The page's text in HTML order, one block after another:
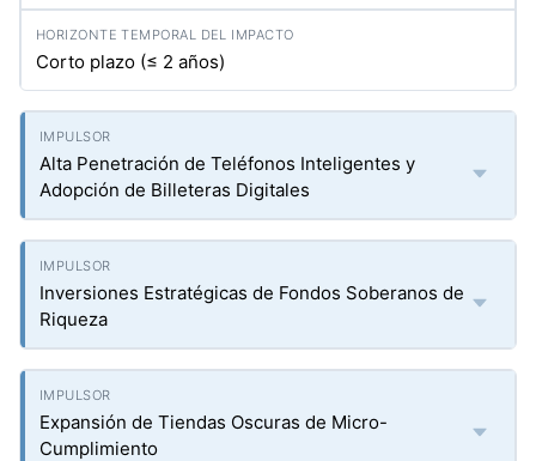
Corto plazo (≤ 2 años)
Alta Penetración de Teléfonos Inteligentes y
Adopción de Billeteras Digitales
Inversiones Estratégicas de Fondos Soberanos de
Riqueza
Expansión de Tiendas Oscuras de Micro-
Cumplimiento